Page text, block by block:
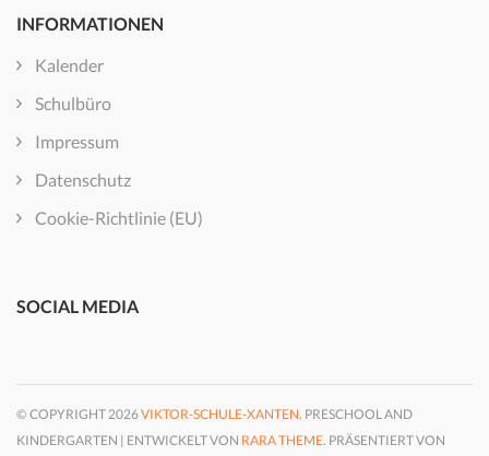
INFORMATIONEN
Kalender
Schulbüro
Impressum
Datenschutz
Cookie-Richtlinie (EU)
SOCIAL MEDIA
© COPYRIGHT 2026VIKTOR-SCHULE-XANTEN. PRESCHOOL AND
KINDERGARTEN | ENTWICKELT VON RARA THEME. PRÄSENTIERT VON